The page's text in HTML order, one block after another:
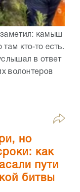
камыш
кто-то есть.
в ответ
волонтеров
но
как
пути
битвы